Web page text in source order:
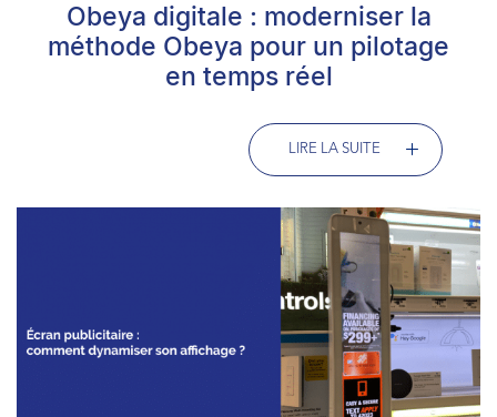
Obeya digitale : moderniser la
méthode Obeya pour un pilotage
en temps réel
LIRE LA SUITE